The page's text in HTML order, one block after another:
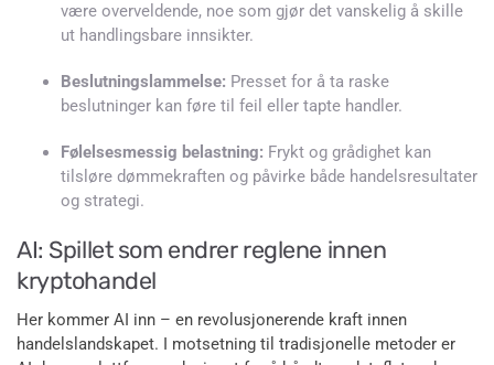
være overveldende, noe som gjør det vanskelig å skille
ut handlingsbare innsikter.
Beslutningslammelse: Presset for å ta raske
beslutninger kan føre til feil eller tapte handler.
Følelsesmessig belastning: Frykt og grådighet kan
tilsløre dømmekraften og påvirke både handelsresultater
og strategi.
AI: Spillet som endrer reglene innen
kryptohandel
Her kommer AI inn – en revolusjonerende kraft innen
handelslandskapet. I motsetning til tradisjonelle metoder er